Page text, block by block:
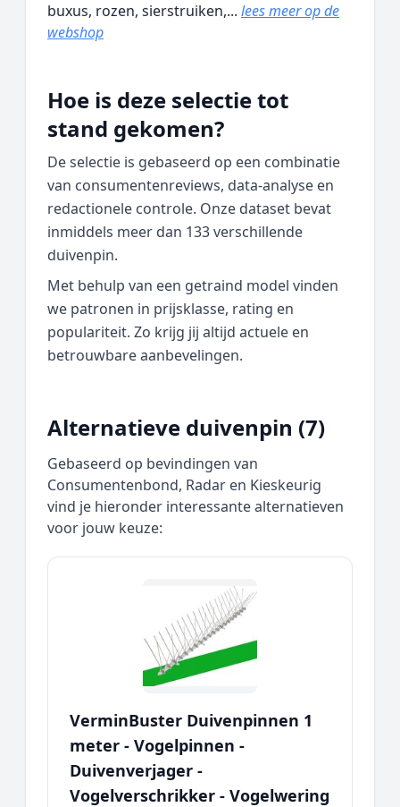
buxus, rozen, sierstruiken,... lees meer op de
webshop
Hoe is deze selectie tot
stand gekomen?
De selectie is gebaseerd op een combinatie
van consumentenreviews, data‑analyse en
redactionele controle. Onze dataset bevat
inmiddels meer dan 133 verschillende
duivenpin.
Met behulp van een getraind model vinden
we patronen in prijsklasse, rating en
populariteit. Zo krijg jij altijd actuele en
betrouwbare aanbevelingen.
Alternatieve duivenpin (7)
Gebaseerd op bevindingen van
Consumentenbond, Radar en Kieskeurig
vind je hieronder interessante alternatieven
voor jouw keuze:
VerminBuster Duivenpinnen 1
meter - Vogelpinnen -
Duivenverjager -
Vogelverschrikker - Vogelwering